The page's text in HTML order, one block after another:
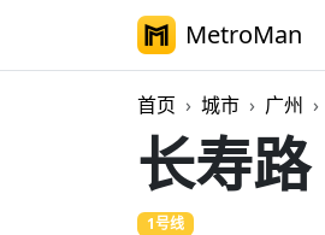
MetroMan
首页 城市 广州
长寿路
1号线